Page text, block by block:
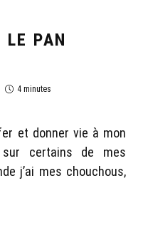
PAN
4 minutes
et donner vie à mon
certains de mes
j’ai mes chouchous,